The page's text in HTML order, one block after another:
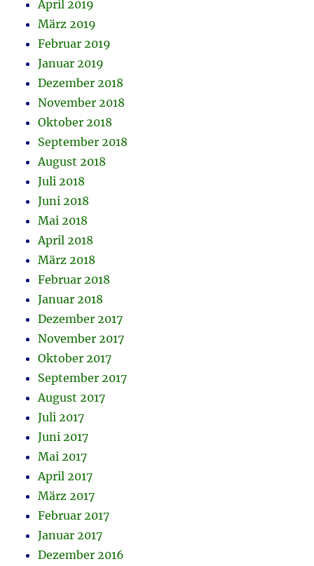
April 2019
März 2019
Februar 2019
Januar 2019
Dezember 2018
November 2018
Oktober 2018
September 2018
August 2018
Juli 2018
Juni 2018
Mai 2018
April 2018
März 2018
Februar 2018
Januar 2018
Dezember 2017
November 2017
Oktober 2017
September 2017
August 2017
Juli 2017
Juni 2017
Mai 2017
April 2017
März 2017
Februar 2017
Januar 2017
Dezember 2016